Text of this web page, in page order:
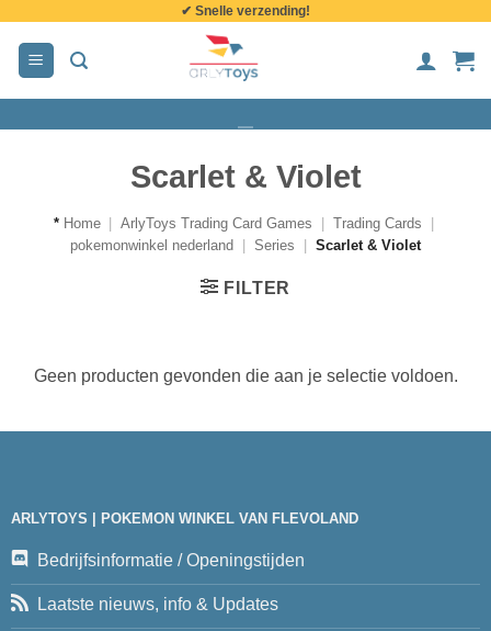
inhoud
✔ Snelle verzending!
Scarlet & Violet
* Home ArlyToys Trading Card Games Trading Cards
pokemonwinkel nederland
Series Scarlet & Violet
FILTER
Geen producten gevonden die aan je selectie voldoen.
ARLYTOYS | POKEMON WINKEL VAN FLEVOLAND
Bedrijfsinformatie / Openingstijden
Laatste nieuws, info & Updates